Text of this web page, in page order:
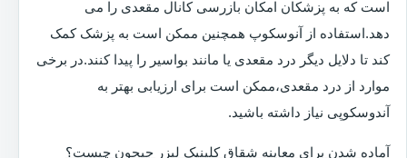
است که به پزشکان امکان بازرسی کانال مقعدی را می
دهد.استفاده از آنوسکوپ همچنین ممکن است به پزشک کمک
کند تا دلایل دیگر درد مقعدی یا مانند بواسیر را پیدا کنند.در برخی
موارد از درد مقعدی،ممکن است برای ارزیابی بهتر به
آندوسکوپی نیاز داشته باشید.
آماده شدن برای معاینه شقاق کلینیک لیزر جیحون چیست؟